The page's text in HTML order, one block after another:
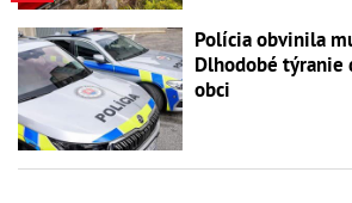
Polícia obvinila
Dlhodobé týranie
obci